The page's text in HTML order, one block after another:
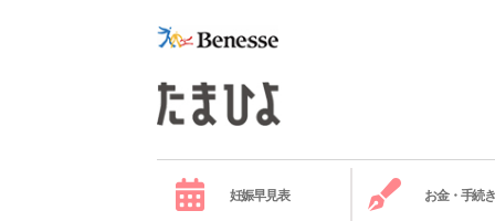
妊娠早見表 お金・手続き